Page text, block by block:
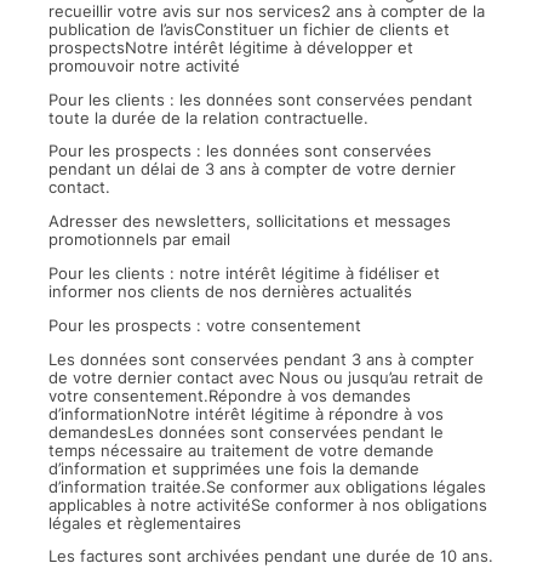
recueillir votre avis sur nos services2 ans à compter de la
publication de l’avisConstituer un fichier de clients et
prospectsNotre intérêt légitime à développer et
promouvoir notre activité
Pour les clients : les données sont conservées pendant
toute la durée de la relation contractuelle.
Pour les prospects : les données sont conservées
pendant un délai de 3 ans à compter de votre dernier
contact.
Adresser des newsletters, sollicitations et messages
promotionnels par email
Pour les clients : notre intérêt légitime à fidéliser et
informer nos clients de nos dernières actualités
Pour les prospects : votre consentement
Les données sont conservées pendant 3 ans à compter
de votre dernier contact avec Nous ou jusqu’au retrait de
votre consentement.Répondre à vos demandes
d’informationNotre intérêt légitime à répondre à vos
demandesLes données sont conservées pendant le
temps nécessaire au traitement de votre demande
d’information et supprimées une fois la demande
d’information traitée.Se conformer aux obligations légales
applicables à notre activitéSe conformer à nos obligations
légales et règlementaires
Les factures sont archivées pendant une durée de 10 ans.